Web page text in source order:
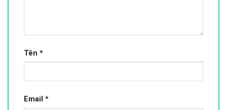
Tên *
Email *